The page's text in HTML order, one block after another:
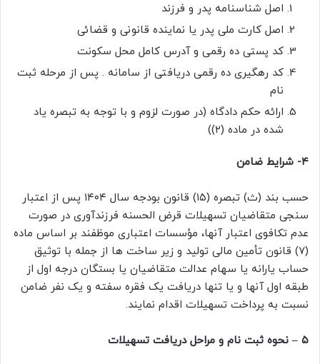
اصل شناسنامه پدر و فرزند
اصل کارت ملی پدر یا نماینده قانونی و قضائی
کد پستی ده رقمی و آدرس کامل محل سکونت
کد رهگیری ده رقمی دریافتی از سامانه . پس از مرحله ثبت
نام
ارائه حکم دادگاه (در صورت لزوم و با توجه به تبصره یاد
شده در ماده (۲))
۴- شرایط ضامن
حسب بند (ث) تبصره (۱۵) قانون بودجه سال ۱۴۰۴ پس از اعتبار
سنجی متقاضیان تسهیلات قرض الحسنه فرزندآوری در صورت
عدم تکافوی اعتبار آنها، مؤسسات اعتباری موظفند بر اساس ماده
(۷) قانون تأمین مالی تولید و زیر ساخت ها از جمله با توثیق
حساب یارانه یا سهام عدالت متقاضیان یا بستگان درجه اول از
طبقه اول آنها و یا تنها دریافت یک فقره سفته و یک نفر ضامن
نسبت به پرداخت تسهیلات اقدام نمایند.
۵ – نحوه ثبت نام و مراحل دریافت تسهیلات